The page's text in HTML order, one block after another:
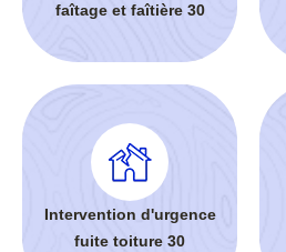
faîtage et faîtière 30
Intervention d'urgence
fuite toiture 30